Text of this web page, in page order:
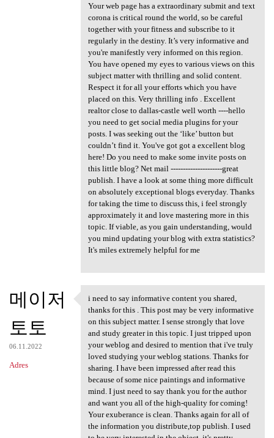
Your web page has a extraordinary submit and text
corona is critical round the world, so be careful
together with your fitness and subscribe to it
regularly in the destiny. It’s very informative and
you're manifestly very informed on this region.
You have opened my eyes to various views on this
subject matter with thrilling and solid content.
Respect it for all your efforts which you have
placed on this. Very thrilling info . Excellent
realtor close to dallas-castle well worth ----hello
you need to get social media plugins for your
posts. I was seeking out the ‘like’ button but
couldn’t find it. You've got got a excellent blog
here! Do you need to make some invite posts on
this little blog? Net mail ---------------------great
publish. I have a look at some thing more difficult
on absolutely exceptional blogs everyday. Thanks
for taking the time to discuss this, i feel strongly
approximately it and love mastering more in this
topic. If viable, as you gain understanding, would
you mind updating your blog with extra statistics?
It's miles extremely helpful for me
메이저
토토
06.11.2022
Adres
i need to say informative
i need to say informative content you shared,
thanks for this . This post may be very informative
on this subject matter. I sense strongly that love
and study greater in this topic. I just tripped upon
your weblog and desired to mention that i've truly
loved studying your weblog stations. Thanks for
sharing. I have been impressed after read this
because of some nice paintings and informative
mind. I just need to say thank you for the author
and want you all of the high-quality for coming!
Your exuberance is clean. Thanks again for all of
the information you distribute,top publish. I used